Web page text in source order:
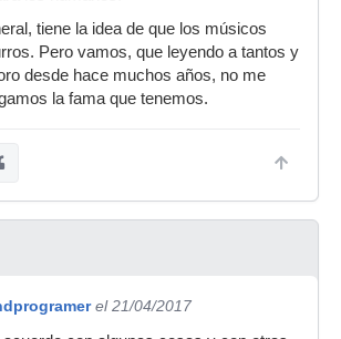
tiene la idea de que los músicos
Pero vamos, que leyendo a tantos y
desde hace muchos años, no me
la fama que tenemos.
el 21/04/2017